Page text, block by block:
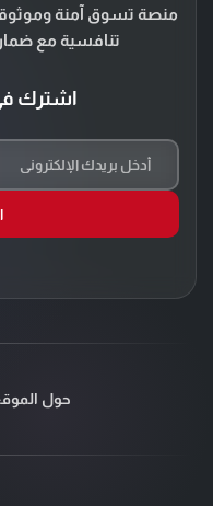
منصة تسوق آمنة
تنافسية مع
اشترك
حول